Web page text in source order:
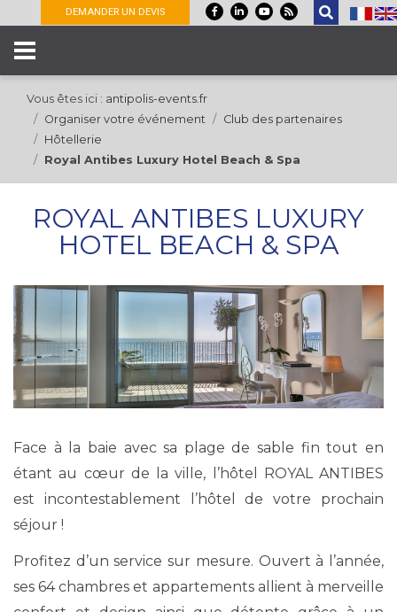
DEMANDER UN DEVIS
Vous êtes ici : antipolis-events.fr
Organiser votre événement
Club des partenaires
Hôtellerie
Royal Antibes Luxury Hotel Beach & Spa
ROYAL ANTIBES LUXURY
HOTEL BEACH & SPA
Face à la baie avec sa plage de sable fin tout en
étant au cœur de la ville, l’hôtel ROYAL ANTIBES
est incontestablement l’hôtel de votre prochain
séjour !
Profitez d’un service sur mesure. Ouvert à l’année,
ses 64 chambres et appartements allient à merveille
Panneau de gestion des cookies